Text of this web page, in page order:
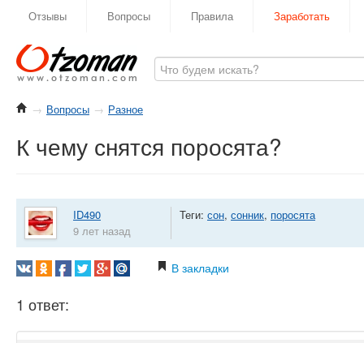
Отзывы Вопросы Правила Заработать
→ Вопросы → Разное
К чему снятся поросята?
ID490
9 лет назад
Теги: сон, сонник, поросята
В закладки
1 ответ: